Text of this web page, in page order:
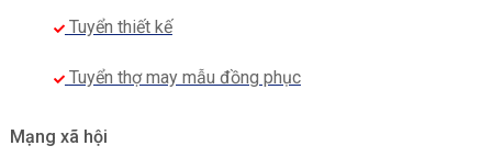
Tuyển thiết kế
Tuyển thợ may mẫu đồng phục
Mạng xã hội